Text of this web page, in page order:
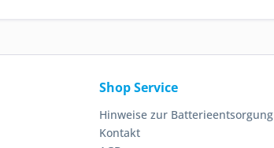
Shop Service
Hinweise zur Batterieentsorgung
Kontakt